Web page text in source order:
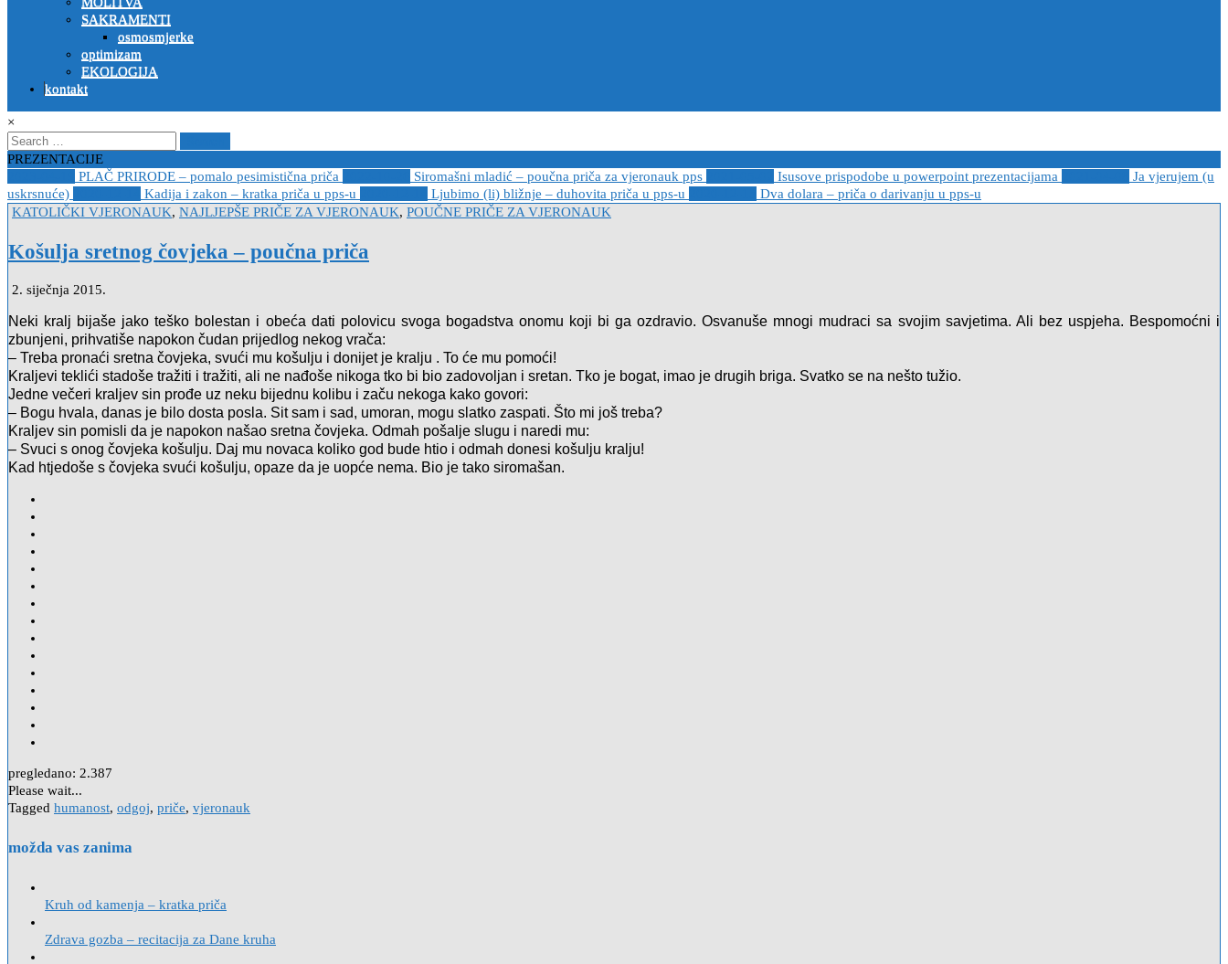
SAKRAMENTI
osmosmjerke
optimizam
EKOLOGIJA
kontakt
×
Search
for:
PREZENTACIJE
PLAČ PRIRODE – pomalo pesimistična priča Siromašni mladić – poučna priča za vjeronauk pps Isusove prispodobe u powerpoint prezentacijama
Ja vjerujem (u
uskrsnuće)
Kadija i zakon – kratka priča u pps-u Ljubimo (li) bližnje – duhovita priča u pps-u
Dva dolara – priča o darivanju u pps-u
Posted
KATOLIČKI VJERONAUK, NAJLJEPŠE PRIČE ZA VJERONAUK, POUČNE PRIČE ZA VJERONAUK
Košulja sretnog čovjeka – poučna priča
2. siječnja 2015.
Neki kralj bijaše jako teško bolestan i obeća dati polovicu svoga bogadstva onomu koji bi ga ozdravio. Osvanuše mnogi mudraci sa svojim savjetima. Ali bez uspjeha. Bespomoćni i
zbunjeni, prihvatiše napokon čudan prijedlog nekog vrača:
– Treba pronaći sretna čovjeka, svući mu košulju i donijet je kralju . To će mu pomoći!
Kraljevi teklići stadoše tražiti i tražiti, ali ne nađoše nikoga tko bi bio zadovoljan i sretan. Tko je bogat, imao je drugih briga. Svatko se na nešto tužio.
Jedne večeri kraljev sin prođe uz neku bijednu kolibu i začu nekoga kako govori:
– Bogu hvala, danas je bilo dosta posla. Sit sam i sad, umoran, mogu slatko zaspati. Što mi još treba?
Kraljev sin pomisli da je napokon našao sretna čovjeka. Odmah pošalje slugu i naredi mu:
– Svuci s onog čovjeka košulju. Daj mu novaca koliko god bude htio i odmah donesi košulju kralju!
Kad htjedoše s čovjeka svući košulju, opaze da je uopće nema. Bio je tako siromašan.
pregledano: 2.387
Please wait...
Tagged humanost, odgoj, priče, vjeronauk
možda vas zanima
Kruh od kamenja – kratka priča
Zdrava gozba – recitacija za Dane kruha